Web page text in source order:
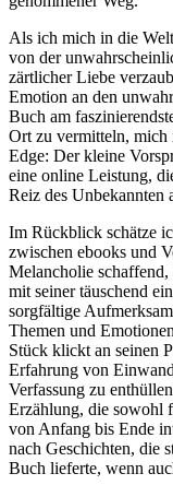
Als ich mich in die
von der
zärtlicher Liebe
Emotion an den
Buch am
Ort zu vermitteln, mich
Edge: Der kleine
eine online Leistung,
Reiz des Unbekannten
Im Rückblick schätze
zwischen ebooks und
Melancholie
mit seiner täuschend
sorgfältige
Themen und
Stück klickt an seinen
Erfahrung von
Verfassung zu
Erzählung, die sowohl
von Anfang bis Ende
nach Geschichten, die
Buch lieferte, wenn